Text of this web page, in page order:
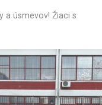
a úsmevov! Žiaci s